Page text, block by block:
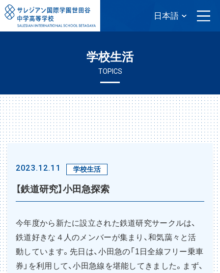
学校生活
TOPICS
2023.12.11 学校生活
【鉄道研究】小田急探索
今年度から新たに設立された鉄道研究サークルは、
鉄道好きな４人のメンバーが集まり、和気藹々と活
動しています。先日は、小田急の「1日全線フリー乗車
券」を利用して、小田急線を堪能してきました。まず、